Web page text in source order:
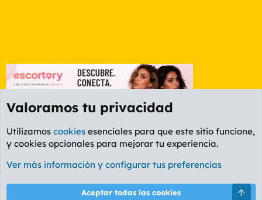
Foro General
Cookies
PL OLDSTYLE AMARILLO
Términos y reglas Política de privacidad Ayuda
Valoramos tu privacidad
Utilizamos cookies esenciales para que este sitio funcione,
y cookies opcionales para mejorar tu experiencia.
Ver más información y configurar tus preferencias
Aceptar todas las cookies